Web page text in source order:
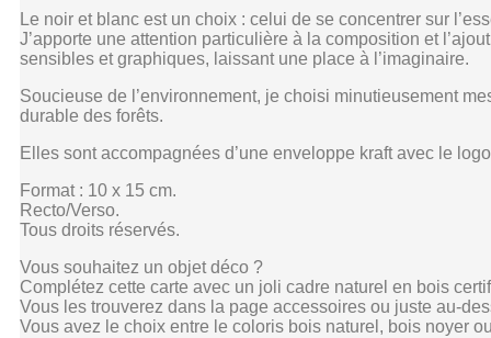
Le noir et blanc est un choix : celui de se concentrer sur
J’apporte une attention particulière à la composition et
sensibles et graphiques, laissant une place à l’imaginaire.
Soucieuse de l’environnement, je choisi minutieusement
durable des forêts.
Elles sont accompagnées d’une enveloppe kraft avec le
Format : 10 x 15 cm.
Recto/Verso.
Tous droits réservés.
Vous souhaitez un objet déco ?
Complétez cette carte avec un joli cadre naturel en bois
Vous les trouverez dans la page accessoires ou juste au-
Vous avez le choix entre le coloris bois naturel, bois noyer